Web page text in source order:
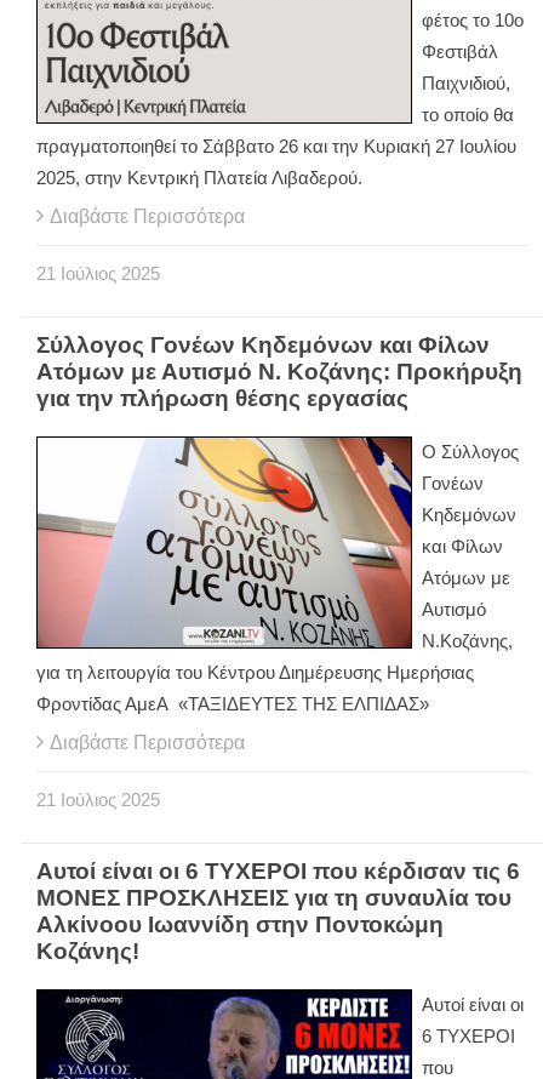
φέτος το 10ο
Φεστιβάλ
Παιχνιδιού,
το οποίο θα
πραγματοποιηθεί το Σάββατο 26 και την Κυριακή 27 Ιουλίου
2025, στην Κεντρική Πλατεία Λιβαδερού.
Διαβάστε Περισσότερα
21 Ιούλιος 2025
Σύλλογος Γονέων Κηδεμόνων και Φίλων
Ατόμων με Αυτισμό Ν. Κοζάνης: Προκήρυξη
για την πλήρωση θέσης εργασίας
Ο Σύλλογος
Γονέων
Κηδεμόνων
και Φίλων
Ατόμων με
Αυτισμό
Ν.Κοζάνης,
για τη λειτουργία του Κέντρου Διημέρευσης Ημερήσιας
Φροντίδας ΑμεΑ «ΤΑΞΙΔΕΥΤΕΣ ΤΗΣ ΕΛΠΙΔΑΣ»
Διαβάστε Περισσότερα
21 Ιούλιος 2025
Αυτοί είναι οι 6 ΤΥΧΕΡΟΙ που κέρδισαν τις 6
ΜΟΝΕΣ ΠΡΟΣΚΛΗΣΕΙΣ για τη συναυλία του
Αλκίνοου Ιωαννίδη στην Ποντοκώμη
Κοζάνης!
Αυτοί είναι οι
6 ΤΥΧΕΡΟΙ
που